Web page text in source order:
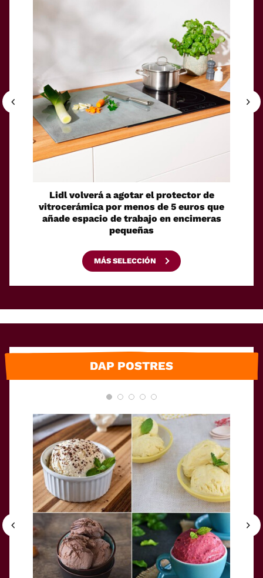
Lidl volverá a agotar el protector de
vitrocerámica por menos de 5 euros que
añade espacio de trabajo en encimeras
pequeñas
MÁS SELECCIÓN
DAP POSTRES